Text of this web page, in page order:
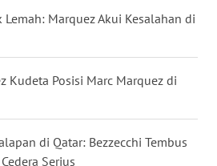
Marquez Akui Kesalahan di
Kudeta Posisi Marc Marquez di
di Qatar: Bezzecchi Tembus
Serius